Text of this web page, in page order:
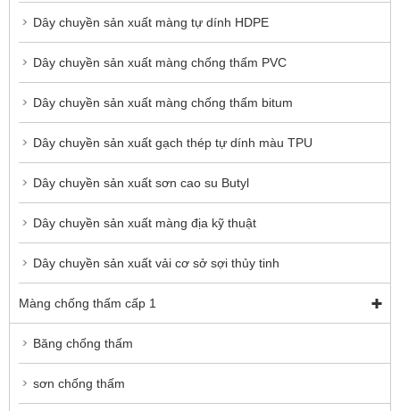
Dây chuyền sản xuất màng tự dính HDPE
Dây chuyền sản xuất màng chống thấm PVC
Dây chuyền sản xuất màng chống thấm bitum
Dây chuyền sản xuất gạch thép tự dính màu TPU
Dây chuyền sản xuất sơn cao su Butyl
Dây chuyền sản xuất màng địa kỹ thuật
Dây chuyền sản xuất vải cơ sở sợi thủy tinh
Màng chống thấm cấp 1
Băng chống thấm
sơn chống thấm